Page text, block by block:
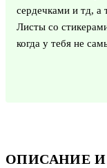
ОПИСАНИЕ И
сердечками и тд, а
Листы со
когда у тебя не